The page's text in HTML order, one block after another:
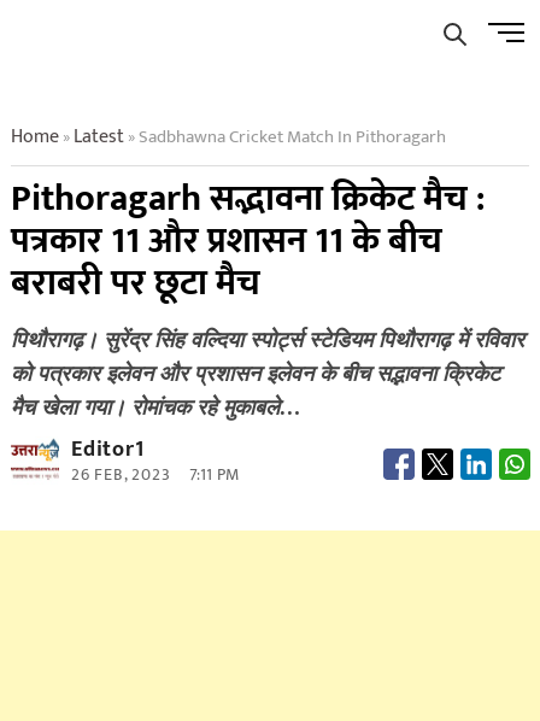
Menu
Home»Latest»Sadbhawna Cricket Match In Pithoragarh
Pithoragarh सद्भावना क्रिकेट मैच :
पत्रकार 11 और प्रशासन 11 के बीच
बराबरी पर छूटा मैच
पिथौरागढ़। सुरेंद्र सिंह वल्दिया स्पोर्ट्स स्टेडियम पिथौरागढ़ में रविवार
को पत्रकार इलेवन और प्रशासन इलेवन के बीच सद्भावना क्रिकेट
मैच खेला गया। रोमांचक रहे मुकाबले…
Editor1
26 FEB, 2023 7:11 PM